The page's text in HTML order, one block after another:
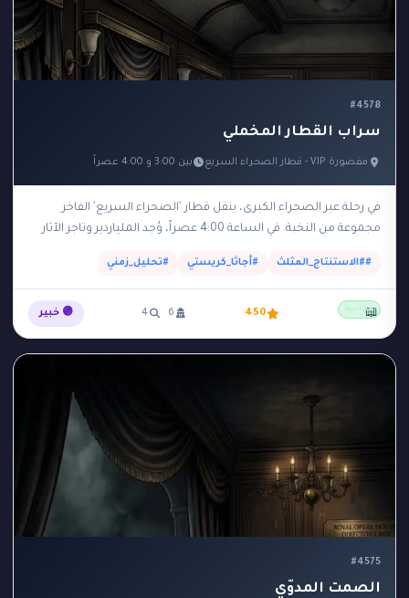
#4578
سراب القطار المخملي
مقصورة VIP - قطار الصحراء السريع بين 3:00 و 4:00 عصراً
في رحلة عبر الصحراء الكبرى، ينقل قطار 'الصحراء السريع' الفاخر
مجموعة من النخبة. في الساعة 4:00 عصراً، وُجد الملياردير وتاجر الآثار
##الاستنتاج_المثلث #أجاثا_كريستي #تحليل_زمني
مجانية 450
6
4 🟣 خبير 📖
#4575
الصمت المدوّي